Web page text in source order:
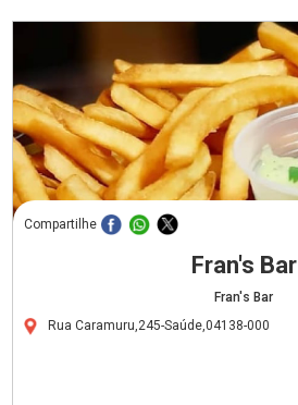
Compartilhe
Fran's Bar
Fran's Bar
Rua Caramuru,245-Saúde,04138-000